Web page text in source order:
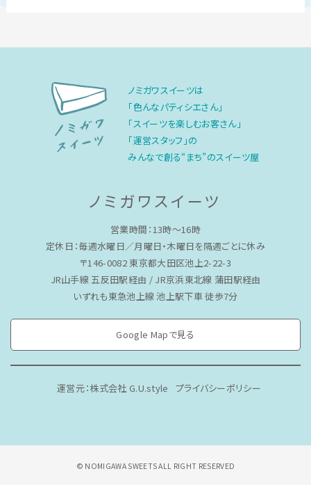
ノミガワスイーツは
「色んなパティシエさん」
「スイーツを楽しむお客さん」
「運営スタッフ」の
みんなで創る“まち”のスイーツ屋
ノミガワスイーツ
営業時間：13時〜16時
定休日：毎週水曜日／月曜日・木曜日を隔週ごとに休み
〒146-0082 東京都大田区池上2-22-3
JR山手線 五反田駅経由 / JR京浜東北線 蒲田駅経由
いずれも東急池上線 池上駅下車 徒歩7分
Google Mapで見る
運営元：株式会社 G.U.style プライバシーポリシー
© NOMIGAWA SWEETS ALL RIGHT RESERVED